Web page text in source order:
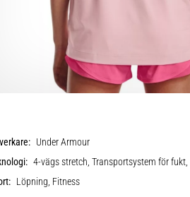
Under Armour
4-vägs stretch, Transportsystem för fukt,
Löpning, Fitness